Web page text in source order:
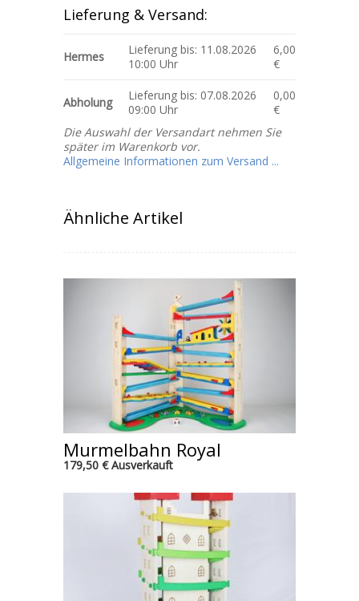
Lieferung & Versand:
Hermes
Lieferung bis: 11.08.2026
10:00 Uhr
6,00
€
Abholung
Lieferung bis: 07.08.2026
09:00 Uhr
0,00
€
Die Auswahl der Versandart nehmen Sie
später im Warenkorb vor.
Allgemeine Informationen zum Versand ...
Ähnliche Artikel
Murmelbahn Royal
179,50 € Ausverkauft